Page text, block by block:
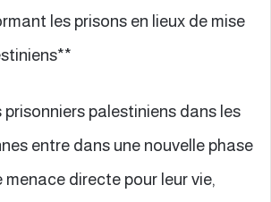
les prisons en lieux de mise
palestiniens dans les
entre dans une nouvelle phase
directe pour leur vie,